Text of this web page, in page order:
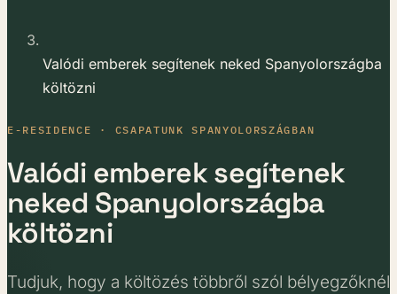
Valódi emberek segítenek neked Spanyolországba
költözni
E-RESIDENCE · CSAPATUNK SPANYOLORSZÁGBAN
Valódi emberek segítenek
neked Spanyolországba
költözni
Tudjuk, hogy a költözés többről szól bélyegzőknél